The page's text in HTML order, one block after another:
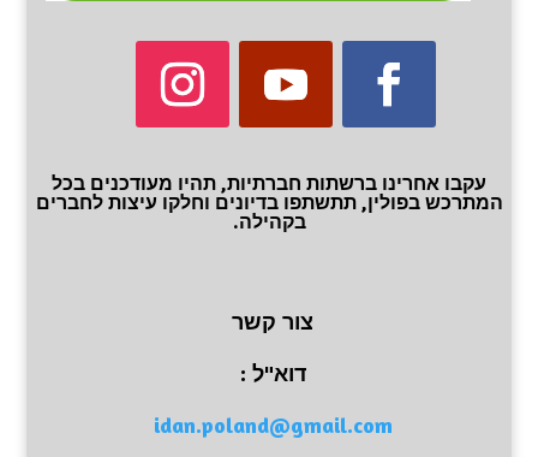
עקבו אחרינו ברשתות חברתיות, תהיו מעודכנים בכל
המתרכש בפולין, תתשתפו בדיונים וחלקו עיצות לחברים
בקהילה.
צור קשר
דוא"ל :
idan.poland@gmail.com